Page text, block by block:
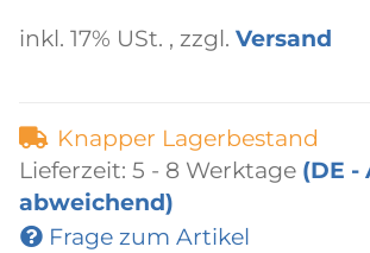
inkl. 17% USt. , zzgl. Versand
Knapper Lagerbestand
Lieferzeit: 5 - 8 Werktage (DE -
abweichend)
Frage zum Artikel